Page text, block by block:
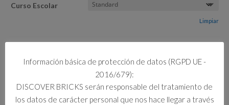
Curso Escolar
Limpiar
11023
VERDE
cantidad
Añadir al carrito
Información básica de protección de datos (RGPD UE -
2016/679):
DISCOVER BRICKS serán responsable del tratamiento de
los datos de carácter personal que nos hace llegar a través